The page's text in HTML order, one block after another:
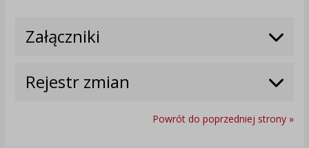
Załączniki
Rejestr zmian
Powrót do poprzedniej strony »